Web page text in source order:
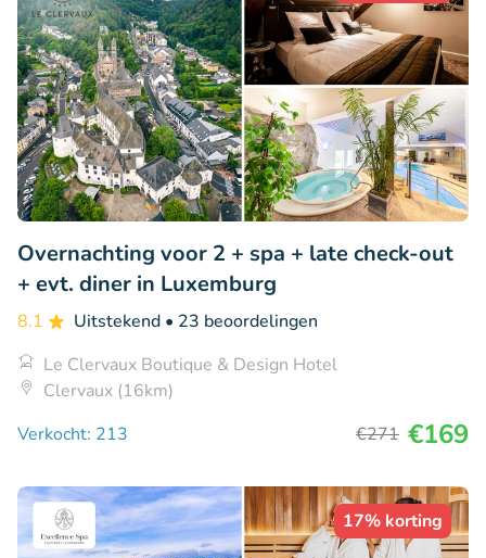
Overnachting voor 2 + spa + late check-out
+ evt. diner in Luxemburg
8.1 Uitstekend • 23 beoordelingen
Le Clervaux Boutique & Design Hotel
Clervaux (16km)
Verkocht: 213
€271 €169
17% korting